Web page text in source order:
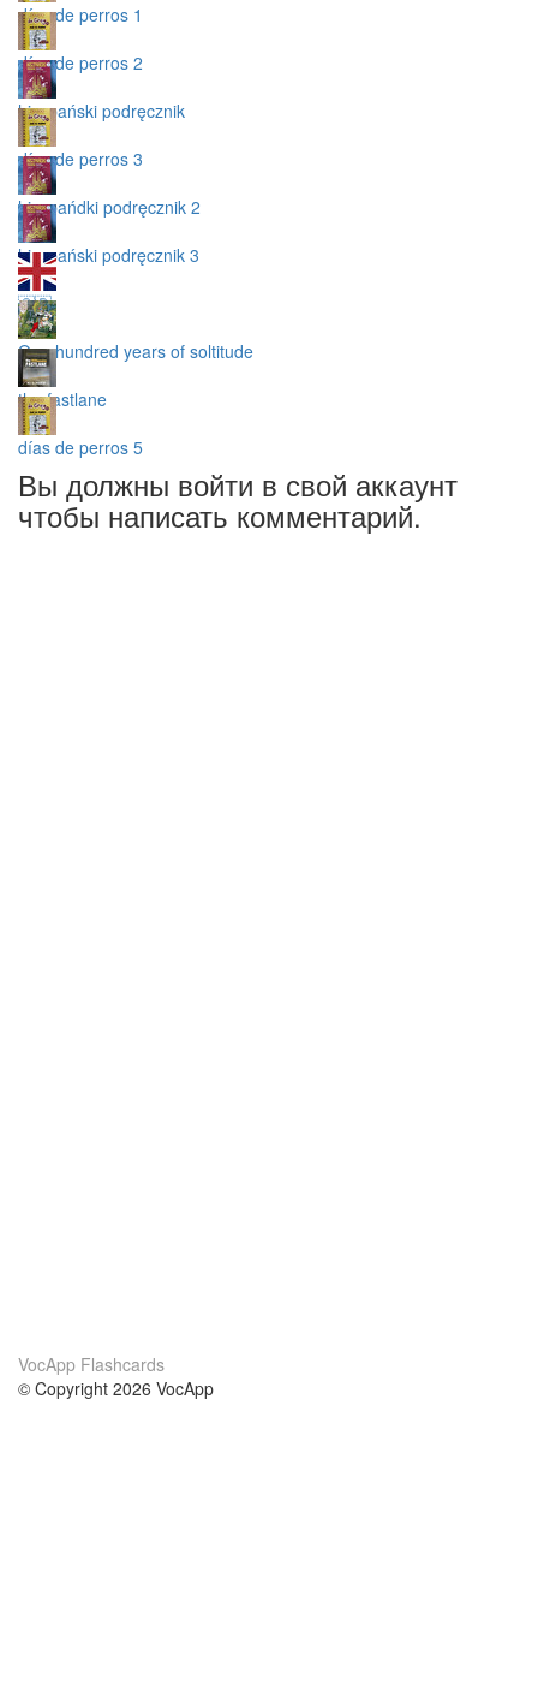
días de perros 1
días de perros 2
hiszpański podręcznik
días de perros 3
hiszpańdki podręcznik 2
hiszpański podręcznik 3
🇬🇧
One hundred years of soltitude
the fastlane
días de perros 5
Вы должны войти в свой аккаунт
чтобы написать комментарий.
VocApp Flashcards
© Copyright 2026 VocApp